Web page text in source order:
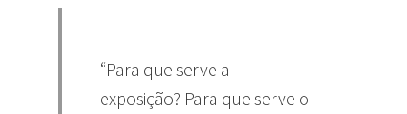
“Para que serve a
exposição? Para que serve o